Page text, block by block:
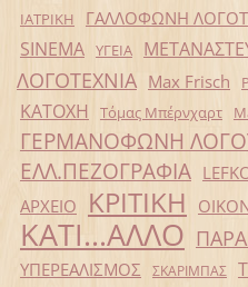
ΙΑΤΡΙΚΗ ΓΑΛΛΟΦΩΝΗ
SINEMA ΥΓΕΙΑ
ΛΟΓΟΤΕΧΝΙΑ Max Frisch
ΚΑΤΟΧΗ Τόμας Μπέρνχαρτ
ΓΕΡΜΑΝΟΦΩΝΗ
ΕΛΛ.ΠΕΖΟΓΡΑΦΙΑ
ΑΡΧΕΙΟ ΚΡΙΤΙΚΗ
ΚΑΤΙ...ΑΛΛΟ
ΥΠΕΡΕΑΛΙΣΜΟΣ ΣΚΑΡΙΜΠΑΣ